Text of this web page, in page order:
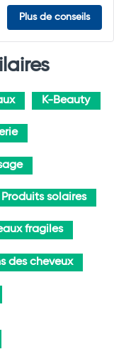
Plus de conseils
K-Beauty
Produits solaires
fragiles
des cheveux